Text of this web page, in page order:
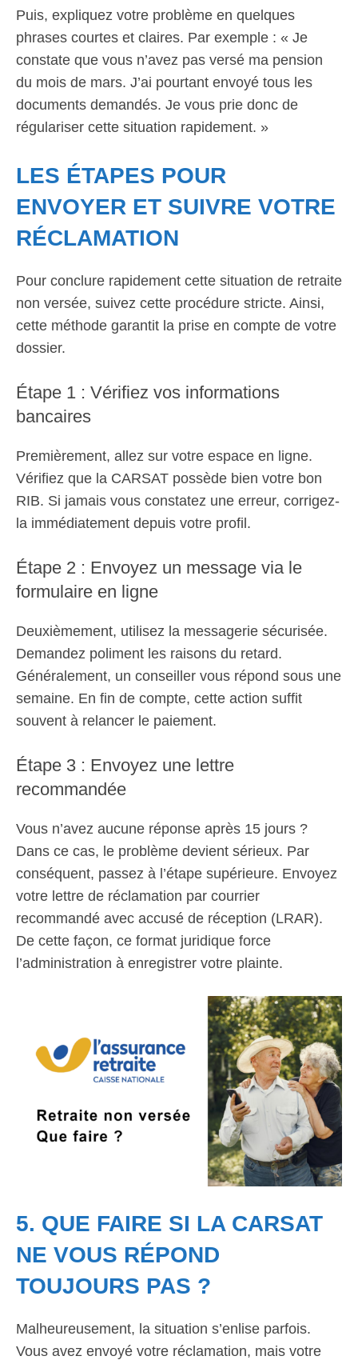
Puis, expliquez votre problème en quelques
phrases courtes et claires. Par exemple : « Je
constate que vous n’avez pas versé ma pension
du mois de mars. J’ai pourtant envoyé tous les
documents demandés. Je vous prie donc de
régulariser cette situation rapidement. »
LES ÉTAPES POUR
ENVOYER ET SUIVRE VOTRE
RÉCLAMATION
Pour conclure rapidement cette situation de retraite
non versée, suivez cette procédure stricte. Ainsi,
cette méthode garantit la prise en compte de votre
dossier.
Étape 1 : Vérifiez vos informations
bancaires
Premièrement, allez sur votre espace en ligne.
Vérifiez que la CARSAT possède bien votre bon
RIB. Si jamais vous constatez une erreur, corrigez-
la immédiatement depuis votre profil.
Étape 2 : Envoyez un message via le
formulaire en ligne
Deuxièmement, utilisez la messagerie sécurisée.
Demandez poliment les raisons du retard.
Généralement, un conseiller vous répond sous une
semaine. En fin de compte, cette action suffit
souvent à relancer le paiement.
Étape 3 : Envoyez une lettre
recommandée
Vous n’avez aucune réponse après 15 jours ?
Dans ce cas, le problème devient sérieux. Par
conséquent, passez à l’étape supérieure. Envoyez
votre lettre de réclamation par courrier
recommandé avec accusé de réception (LRAR).
De cette façon, ce format juridique force
l’administration à enregistrer votre plainte.
5. QUE FAIRE SI LA CARSAT
NE VOUS RÉPOND
TOUJOURS PAS ?
Malheureusement, la situation s’enlise parfois.
Vous avez envoyé votre réclamation, mais votre